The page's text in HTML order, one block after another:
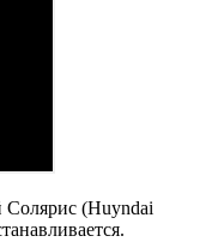
Солярис (Huyndai